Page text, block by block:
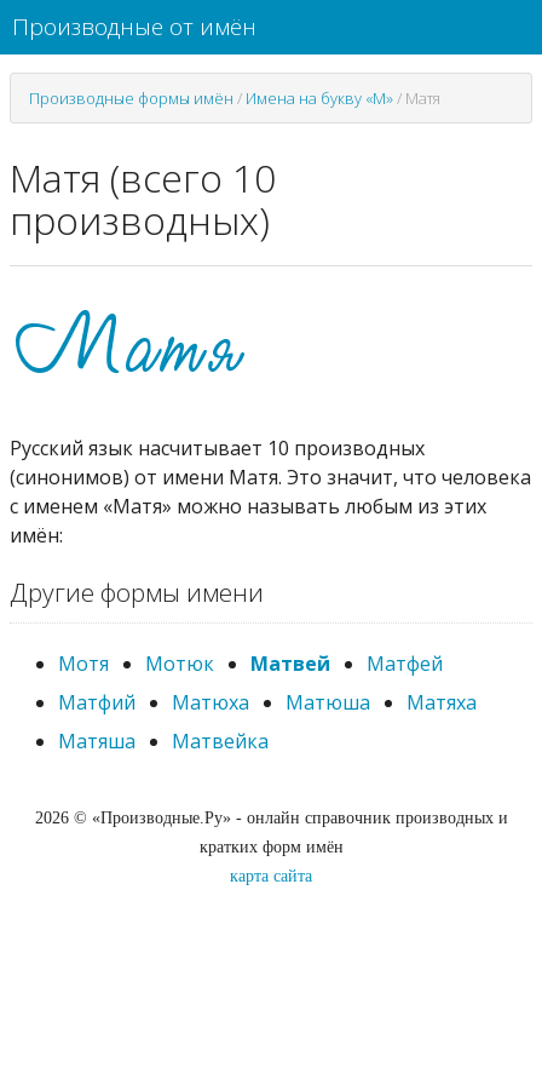
Производные от имён
Производные формы имён / Имена на букву «М»/ Матя
Матя (всего 10
производных)
Русский язык насчитывает 10 производных
(синонимов) от имени Матя. Это значит, что человека
с именем «Матя» можно называть любым из этих
имён:
Другие формы имени
Мотя Мотюк Матвей
Матфей
Матфий
Матюха Матюша
Матяха
Матяша
Матвейка
2026 © «Производные.Ру» - онлайн справочник производных и
кратких форм имён
карта сайта